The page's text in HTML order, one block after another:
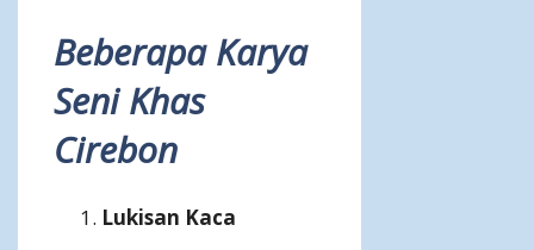
Beberapa Karya
Seni Khas
Cirebon
Lukisan Kaca